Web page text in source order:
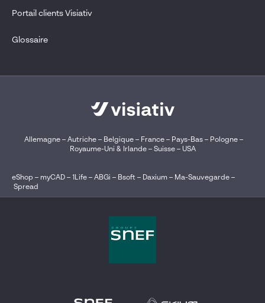
Portail clients Visiativ
Glossaire
Allemagne– Autriche– Belgique – France– Pays-Bas– Pologne–
Royaume-Uni & Irlande– Suisse– USA
eShop – myCAD – 1Life – ABGi – Bsoft – Daxium – Ma-Sauvegarde –
Spread